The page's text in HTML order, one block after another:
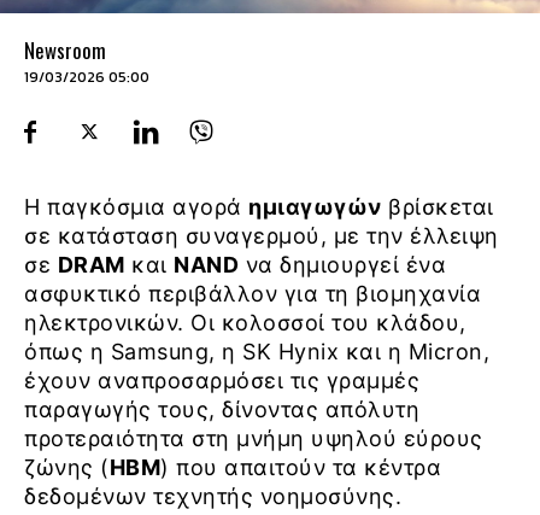
Newsroom
19/03/2026 05:00
Η παγκόσμια αγορά ημιαγωγών βρίσκεται
σε κατάσταση συναγερμού, με την έλλειψη
σε DRAM και NAND να δημιουργεί ένα
ασφυκτικό περιβάλλον για τη βιομηχανία
ηλεκτρονικών. Οι κολοσσοί του κλάδου,
όπως η Samsung, η SK Hynix και η Micron,
έχουν αναπροσαρμόσει τις γραμμές
παραγωγής τους, δίνοντας απόλυτη
προτεραιότητα στη μνήμη υψηλού εύρους
ζώνης (HBM) που απαιτούν τα κέντρα
δεδομένων τεχνητής νοημοσύνης.